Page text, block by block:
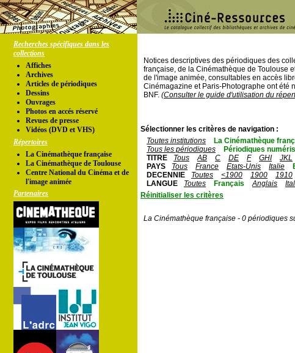
Recherches spécifiques dans les
collections
Affiches
Archives
Articles de périodiques
Dessins
Ouvrages
Photos en accés réservé
Revues de presse
Vidéos (DVD et VHS)
Répertoires
La Cinémathèque française
La Cinémathèque de Toulouse
Centre National du Cinéma et de
l'image animée
Partenaires
Notices descriptives des périodiques des
française, de la Cinémathèque de Toulouse
de l'image animée, consultables en accès
Cinémagazine et Paris-Photographe ont été
BNF. (Consulter le guide d'utilisation du
Sélectionner les critères de navigation :
Toutes institutions
La Cinémathèque
Tous les périodiques
Périodiques
TITRE
Tous AB C DE F GHI JKL
PAYS
Tous France Etats-Unis Italie
DECENNIE
Toutes <1900 1900 1910
LANGUE
Toutes Français Anglais
Réinitialiser les critères
La Cinémathèque française - 0 périodiques